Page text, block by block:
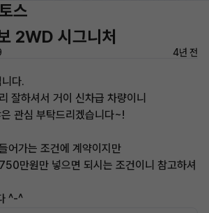
스
2WD 시그니처
4년 전
다.
잘하셔서 거이 신차급 차량이니
관심 부탁드리겠습니다~!
어가는 조건에 계약이지만
만원만 넣으면 되시는 조건이니 참고하셔
^-^